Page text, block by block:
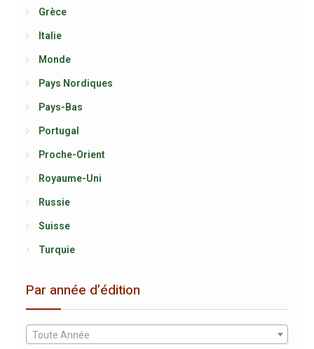
Grèce
Italie
Monde
Pays Nordiques
Pays-Bas
Portugal
Proche-Orient
Royaume-Uni
Russie
Suisse
Turquie
Par année d’édition
Toute Année